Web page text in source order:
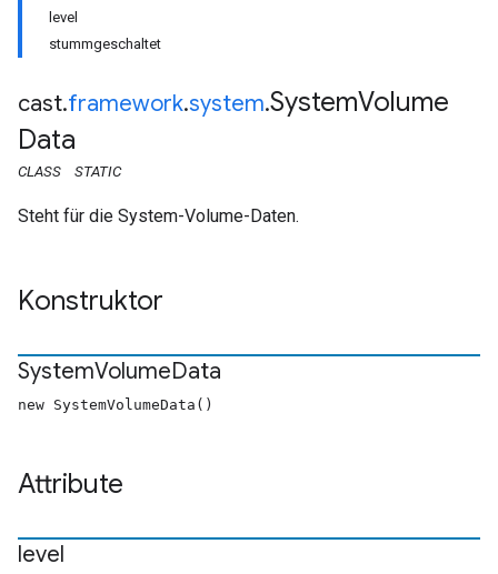
level
stummgeschaltet
cast.framework.system.SystemVolume
Data
CLASS STATIC
Steht für die System-Volume-Daten.
Konstruktor
SystemVolumeData
new SystemVolumeData()
Attribute
level